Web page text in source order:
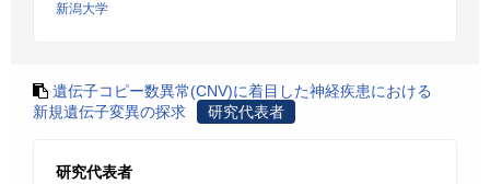
新潟大学
遺伝子コピー数異常(CNV)に着目した神経疾患における
新規遺伝子変異の探求
研究代表者
研究代表者